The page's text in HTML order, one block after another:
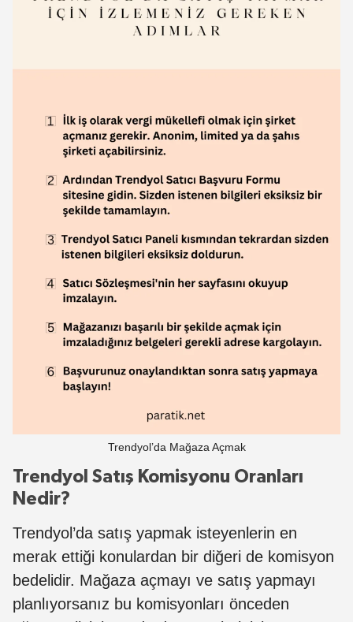
Trendyol’da Mağaza Açmak
Trendyol Satış Komisyonu Oranları
Nedir?
Trendyol’da satış yapmak isteyenlerin en
merak ettiği konulardan bir diğeri de komisyon
bedelidir. Mağaza açmayı ve satış yapmayı
planlıyorsanız bu komisyonları önceden